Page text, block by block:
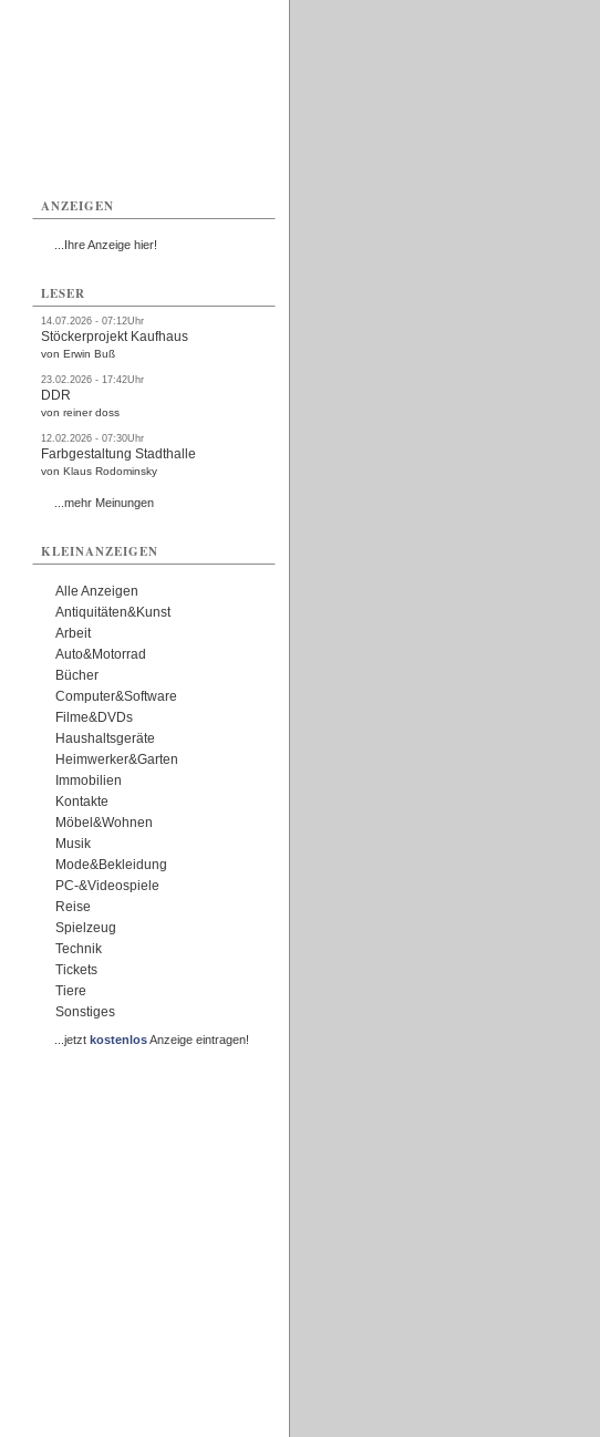
ANZEIGEN
...Ihre Anzeige hier!
LESER
14.07.2026 - 07:12Uhr
Stöckerprojekt Kaufhaus
von Erwin Buß
23.02.2026 - 17:42Uhr
DDR
von reiner doss
12.02.2026 - 07:30Uhr
Farbgestaltung Stadthalle
von Klaus Rodominsky
...mehr Meinungen
KLEINANZEIGEN
Alle Anzeigen
Antiquitäten&Kunst
Arbeit
Auto&Motorrad
Bücher
Computer&Software
Filme&DVDs
Haushaltsgeräte
Heimwerker&Garten
Immobilien
Kontakte
Möbel&Wohnen
Musik
Mode&Bekleidung
PC-&Videospiele
Reise
Spielzeug
Technik
Tickets
Tiere
Sonstiges
...jetzt kostenlosAnzeige eintragen!